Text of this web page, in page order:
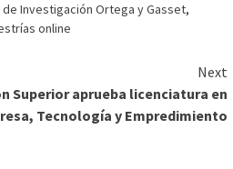
Investigación Ortega y Gasset,
online
Next
Superior aprueba licenciatura en
Tecnología y Empredimiento